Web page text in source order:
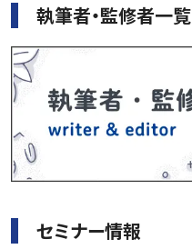
執筆者・監修者一覧
セミナー情報